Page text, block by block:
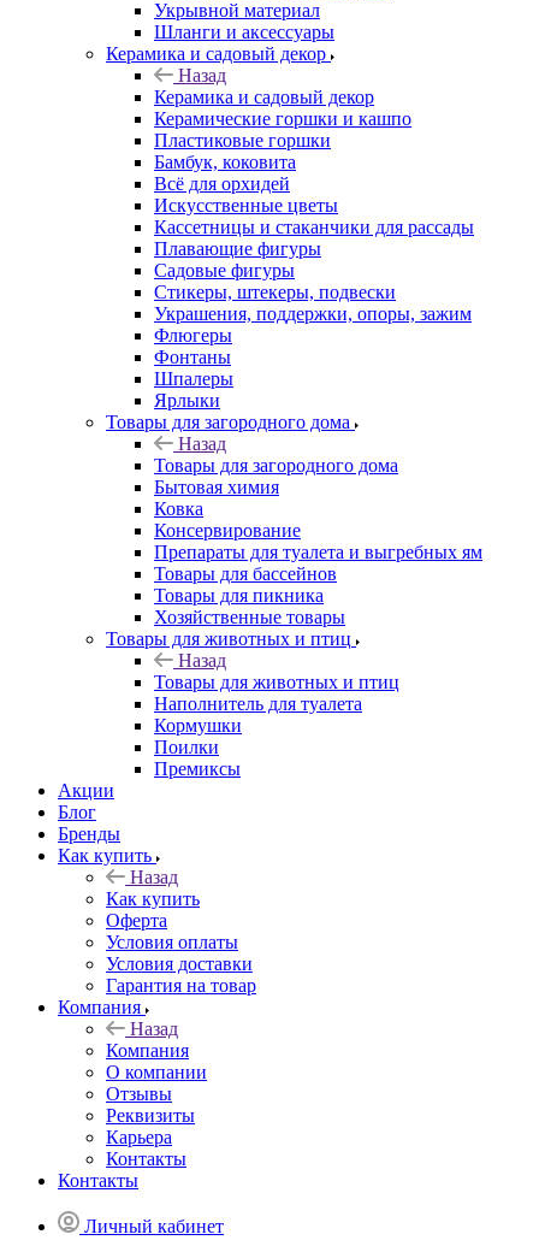
Укрывной материал
Шланги и аксессуары
Керамика и садовый декор
Назад
Керамика и садовый декор
Керамические горшки и кашпо
Пластиковые горшки
Бамбук, коковита
Всё для орхидей
Искусственные цветы
Кассетницы и стаканчики для рассады
Плавающие фигуры
Садовые фигуры
Стикеры, штекеры, подвески
Украшения, поддержки, опоры, зажим
Флюгеры
Фонтаны
Шпалеры
Ярлыки
Товары для загородного дома
Назад
Товары для загородного дома
Бытовая химия
Ковка
Консервирование
Препараты для туалета и выгребных ям
Товары для бассейнов
Товары для пикника
Хозяйственные товары
Товары для животных и птиц
Назад
Товары для животных и птиц
Наполнитель для туалета
Кормушки
Поилки
Премиксы
Акции
Блог
Бренды
Как купить
Назад
Как купить
Оферта
Условия оплаты
Условия доставки
Гарантия на товар
Компания
Назад
Компания
О компании
Отзывы
Реквизиты
Карьера
Контакты
Контакты
Личный кабинет